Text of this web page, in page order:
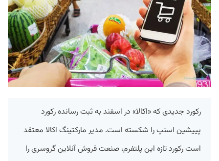
رکورد جدیدی که «اکالا» در اسفند به ثبت رسانده رکورد
پییشین اسنپ را شکسته است. مدیر مارکتینگ اکالا معتقد
است رکورد تازه این پلتفرم، صنعت فروش آنلاین گروسری را